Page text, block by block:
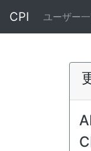
CPI ユーザー